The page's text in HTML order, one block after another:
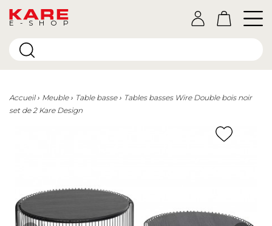
E-SHOP
Accueil Meuble Table basse
Tables basses Wire Double bois noir
set de 2 Kare Design